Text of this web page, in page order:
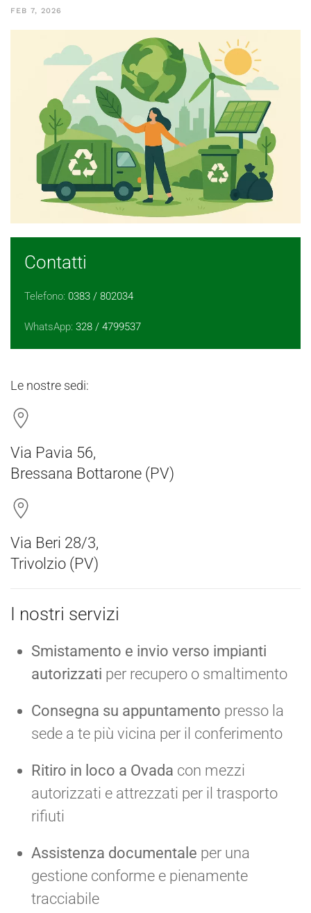
FEB 7, 2026
Contatti
Telefono: 0383 / 802034
WhatsApp: 328 / 4799537
Le nostre sedi:
Via Pavia 56,
Bressana Bottarone (PV)
Via Beri 28/3,
Trivolzio (PV)
I nostri servizi
Smistamento e invio verso impianti
autorizzati per recupero o smaltimento
Consegna su appuntamento presso la
sede a te più vicina per il conferimento
Ritiro in loco a Ovada con mezzi
autorizzati e attrezzati per il trasporto
rifiuti
Assistenza documentale per una
gestione conforme e pienamente
tracciabile